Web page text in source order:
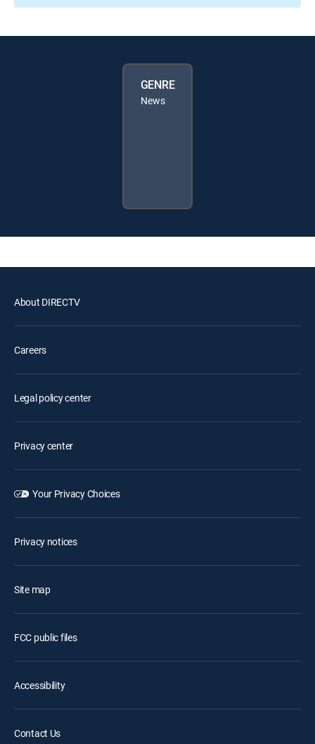
GENRE
News
About DIRECTV
Careers
Legal policy center
Privacy center
Your Privacy Choices
Privacy notices
Site map
FCC public files
Accessibility
Contact Us